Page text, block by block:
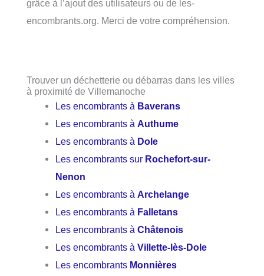
grâce à l’ajout des utilisateurs ou de les-
encombrants.org. Merci de votre compréhension.
Trouver un déchetterie ou débarras dans les villes
à proximité de Villemanoche
Les encombrants à Baverans
Les encombrants àAuthume
Les encombrants à Dole
Les encombrants sur Rochefort-sur-
Nenon
Les encombrants àArchelange
Les encombrants à Falletans
Les encombrants àChâtenois
Les encombrants àVillette-lès-Dole
Les encombrants Monnières